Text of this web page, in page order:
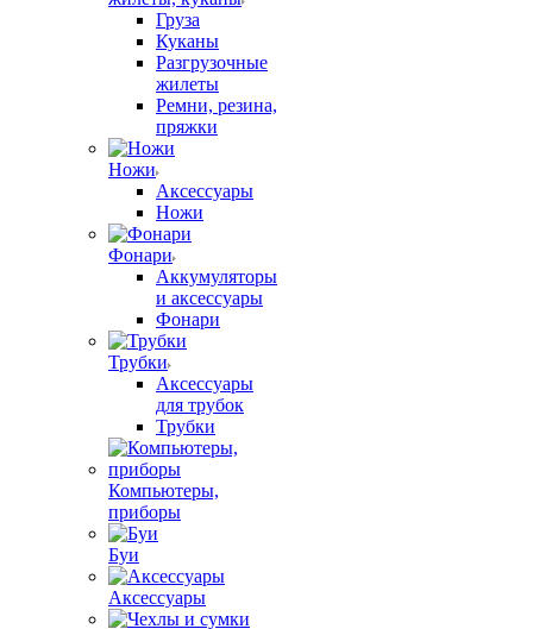
Груза
Куканы
Разгрузочные
жилеты
Ремни, резина,
пряжки
Ножи
Аксессуары
Ножи
Фонари
Аккумуляторы
и аксессуары
Фонари
Трубки
Аксессуары
для трубок
Трубки
Компьютеры,
приборы
Буи
Аксессуары